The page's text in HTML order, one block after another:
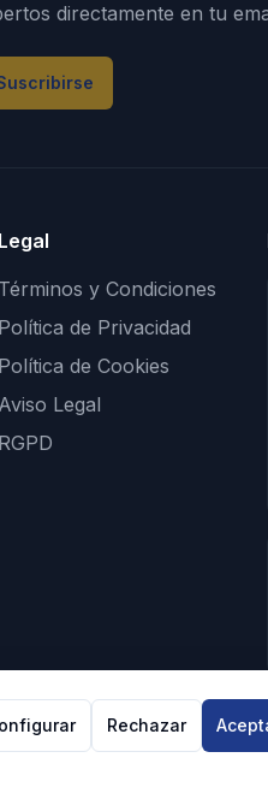
directamente en tu
Legal
Términos y Condiciones
Política de Privacidad
Política de Cookies
Aviso Legal
RGPD
Rechazar